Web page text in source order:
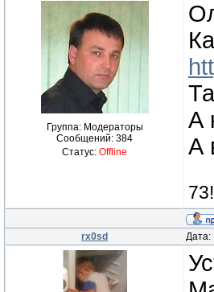
Группа: Модераторы
Сообщений: 384
Статус: Offline
А
А
rx0sd Дата: